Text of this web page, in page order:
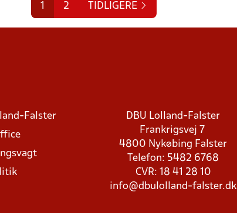
1 2 TIDLIGERE
Falster
DBU Lolland-Falster
Frankrigsvej 7
4800 Nykøbing Falster
Telefon: 5482 6768
CVR: 18 41 28 10
info@dbulolland-falster.dk